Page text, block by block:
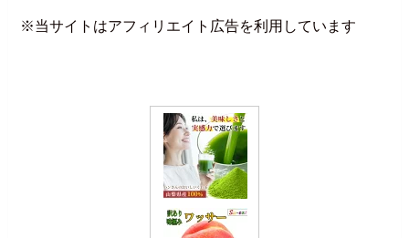
※当サイトはアフィリエイト広告を利用しています